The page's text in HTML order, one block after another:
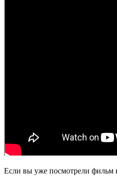
Если вы уже посмотрели фильм